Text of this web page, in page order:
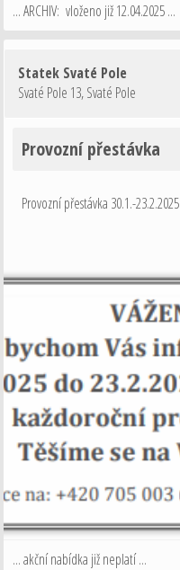
... ARCHIV: vloženo již 12.04.2025 ...
Statek Svaté Pole
Svaté Pole 13,Svaté Pole
Provozní přestávka
Provozní přestávka 30.1.-23.2.2025
... akční nabídka již neplatí ...